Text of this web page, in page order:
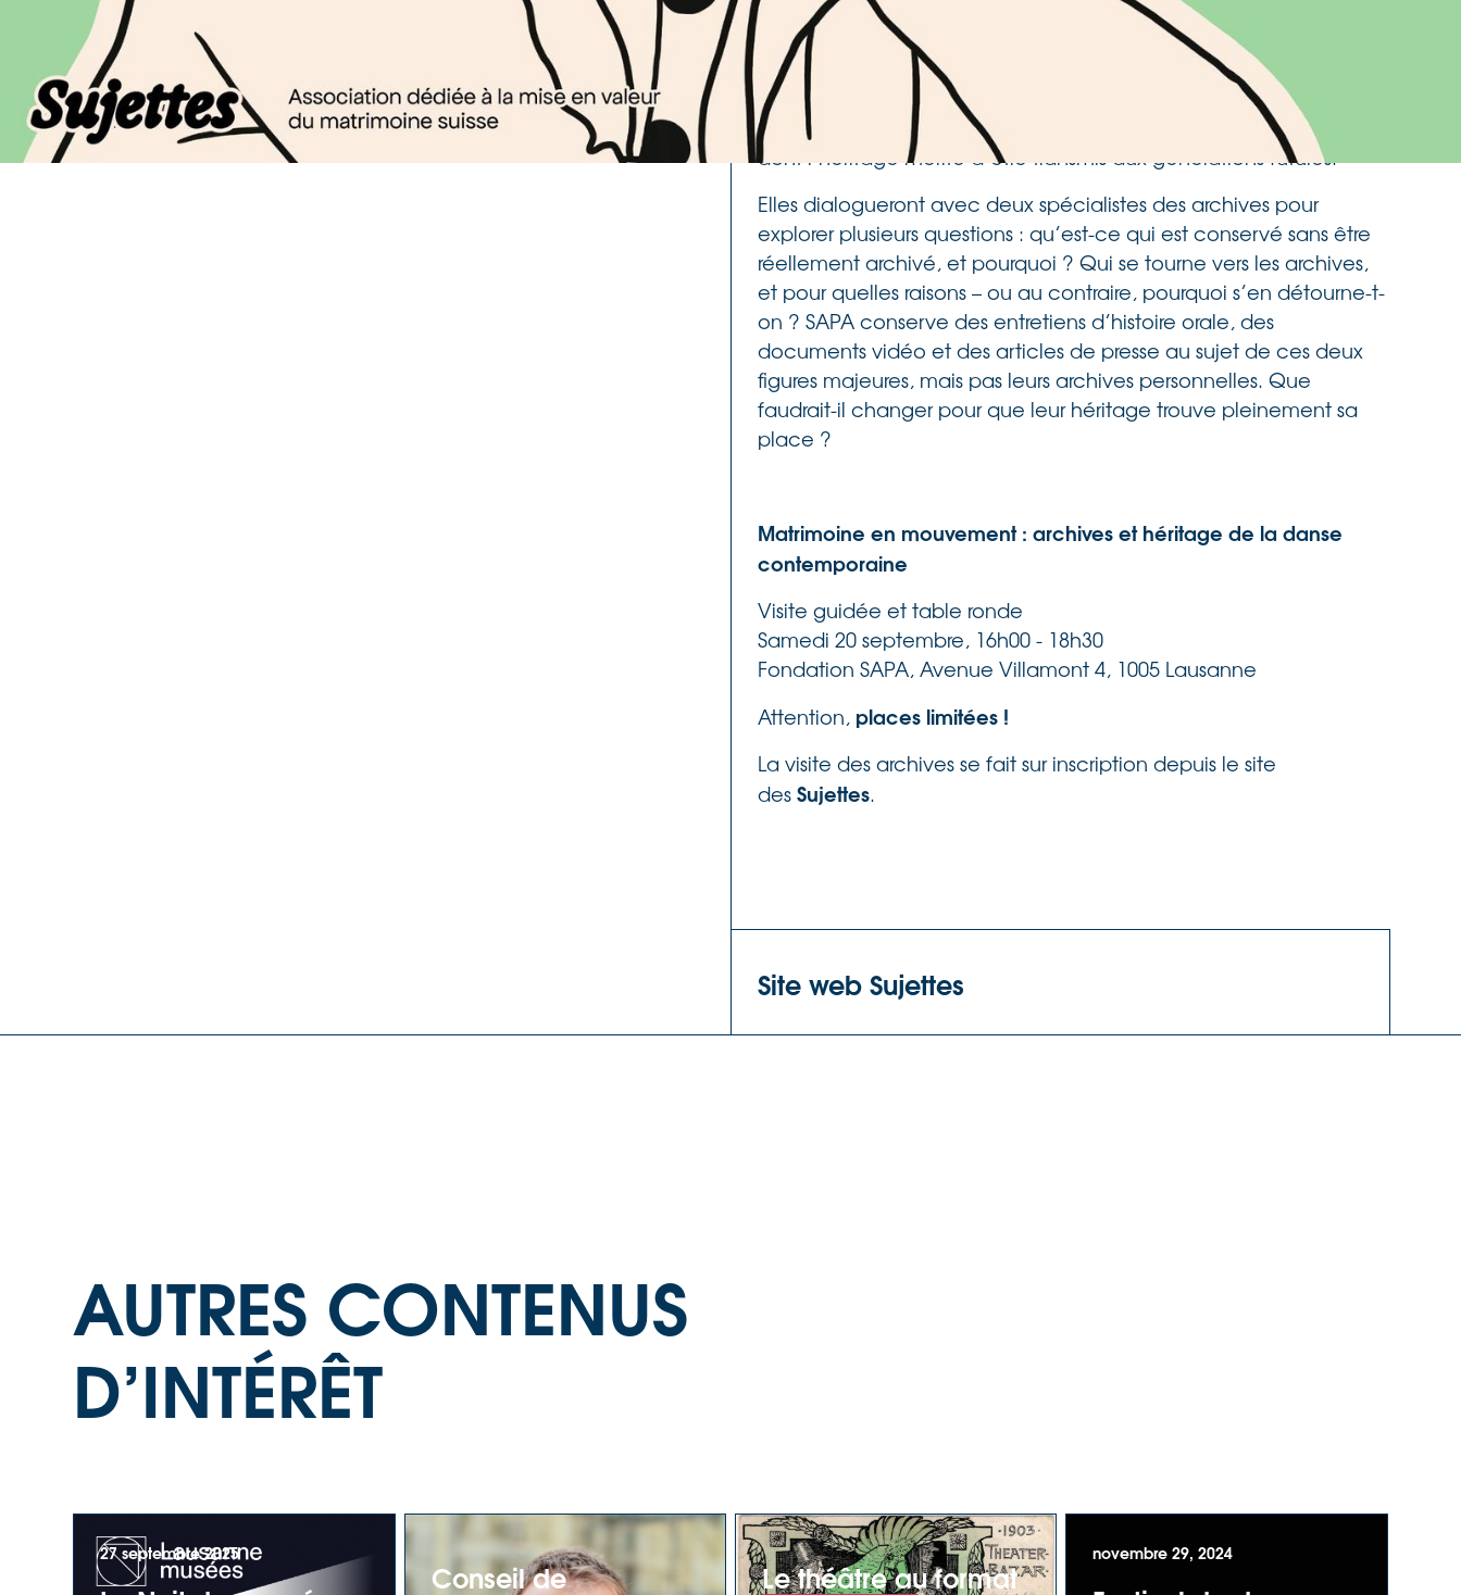
Decker et Marie-Jane Otth, figures clés du développement de la
danse contemporaine en Suisse depuis les années 1970,
partageront leurs perspectives et échangeront avec le public.
Toutes deux ont initié non seulement des structures
fondamentales à Lausanne, mais aussi des aventures esthétiques
dont l’héritage mérite d’être transmis aux générations futures.
Elles dialogueront avec deux spécialistes des archives pour
explorer plusieurs questions : qu’est-ce qui est conservé sans être
réellement archivé, et pourquoi ? Qui se tourne vers les archives,
et pour quelles raisons – ou au contraire, pourquoi s’en détourne-t-
on ? SAPA conserve des entretiens d’histoire orale, des
documents vidéo et des articles de presse au sujet de ces deux
figures majeures, mais pas leurs archives personnelles. Que
faudrait-il changer pour que leur héritage trouve pleinement sa
place ?
Matrimoine en mouvement : archives et héritage de la danse
contemporaine
Visite guidée et table ronde
Samedi 20 septembre, 16h00 - 18h30
Fondation SAPA, Avenue Villamont 4, 1005 Lausanne
Attention, places limitées !
La visite des archives se fait sur inscription depuis le site
desSujettes.
Site web Sujettes
AUTRES CONTENUS
D’INTÉRÊT
27 septembre 2025
Conseil de
Le théâtre au format
novembre 29, 2024